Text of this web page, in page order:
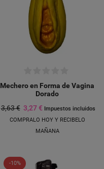
Mechero en Forma de Vagina
Dorado
3,63 € 3,27 € Impuestos incluidos
COMPRALO HOY Y RECIBELO
MAÑANA
-10%